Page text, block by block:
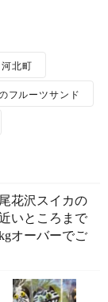
河北町
フルーツサンド
花沢スイカの
いところまで
オーバーでご